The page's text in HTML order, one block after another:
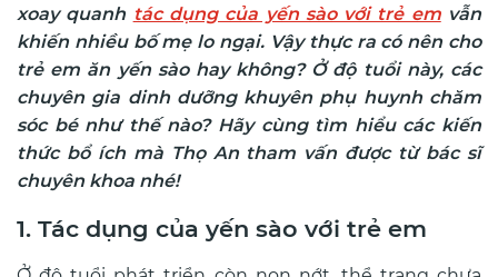
xoay quanh tác dụng của yến sào với trẻ emvẫn
khiến nhiều bố mẹ lo ngại. Vậy thực ra có nên cho
trẻ em ăn yến sào hay không? Ở độ tuổi này, các
chuyên gia dinh dưỡng khuyên phụ huynh chăm
sóc bé như thế nào? Hãy cùng tìm hiểu các kiến
thức bổ ích mà Thọ An tham vấn được từ bác sĩ
chuyên khoa nhé!
1. Tác dụng của yến sào với trẻ em